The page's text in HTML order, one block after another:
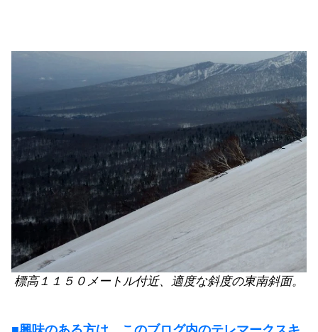
標高１１５０メートル付近、適度な斜度の東南斜面。